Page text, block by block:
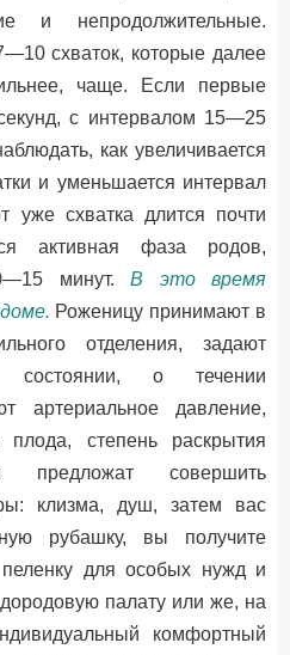
и непродолжительные.
схваток, которые далее
чаще. Если первые
с интервалом 15—25
как увеличивается
и уменьшается интервал
уже схватка длится почти
активная фаза родов,
минут. В это время
Роженицу принимают в
отделения, задают
о течении
артериальное давление,
степень раскрытия
совершить
клизма, душ, затем вас
рубашку, вы получите
для особых нужд и
палату или же, на
комфортный